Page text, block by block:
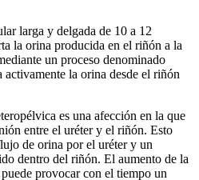
larga y delgada de 10 a 12
la orina producida en el riñón a la
un proceso denominado
la orina desde el riñón
es una afección en la que
entre el uréter y el riñón. Esto
de orina por el uréter y un
dentro del riñón. El aumento de la
provocar con el tiempo un